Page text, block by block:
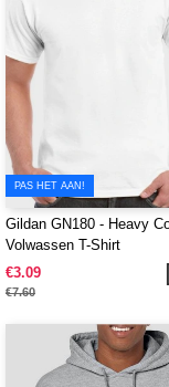
PAS HET AAN!
Gildan GN180 - Heavy
Volwassen T-Shirt
€3.09
€7.60